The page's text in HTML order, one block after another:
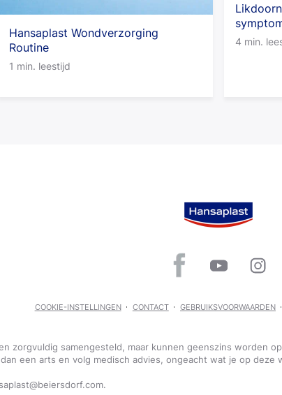
Hansaplast Wondverzorging
Routine
1 min. leestijd
4 min.
COOKIE-INSTELLINGEN CONTACT GEBRUIKSVOORWAARDEN
zorgvuldig samengesteld, maar kunnen geenszins worden
een arts en volg medisch advies, ongeacht wat je op